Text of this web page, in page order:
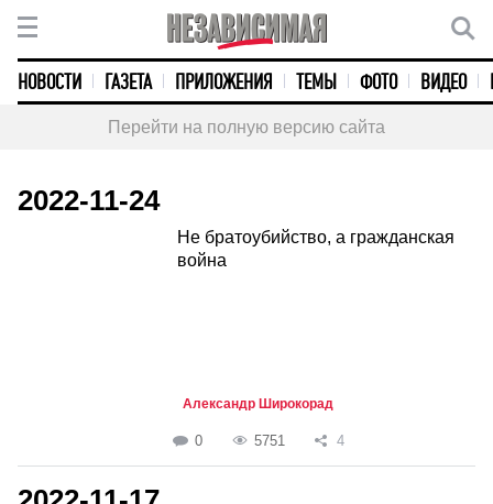
НОВОСТИ ГАЗЕТА ПРИЛОЖЕНИЯ ТЕМЫ ФОТО ВИДЕО
Перейти на полную версию сайта
2022-11-24
Не братоубийство, а гражданская
война
Александр Широкорад
0 5751 4